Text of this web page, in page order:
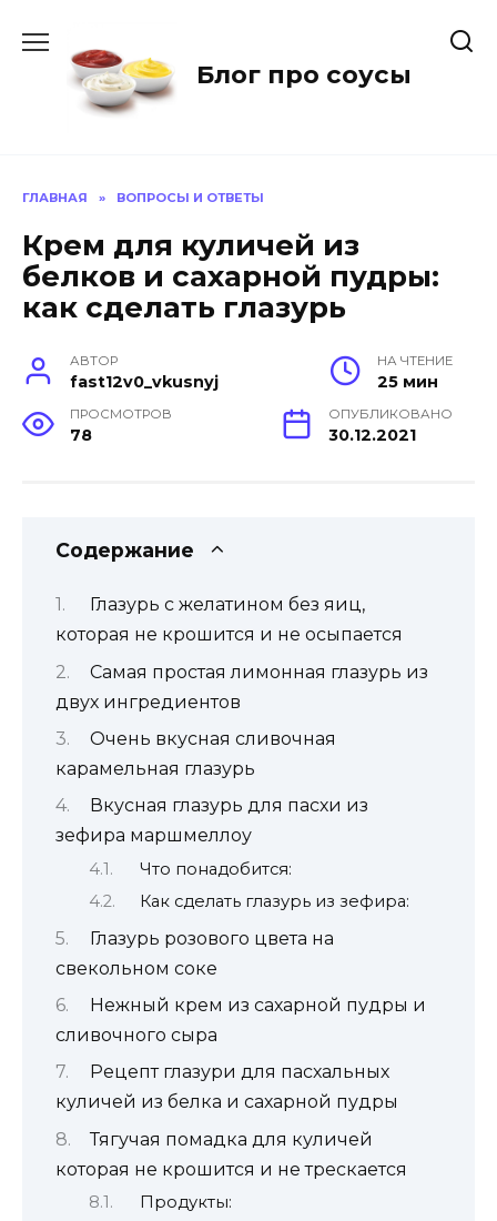
содержанию
Блог про соусы
ГЛАВНАЯ » ВОПРОСЫ И ОТВЕТЫ
Крем для куличей из
белков и сахарной пудры:
как сделать глазурь
АВТОР
fast12v0_vkusnyj
НА ЧТЕНИЕ
25 мин
ПРОСМОТРОВ
78
ОПУБЛИКОВАНО
30.12.2021
Содержание
Глазурь с желатином без яиц,
которая не крошится и не осыпается
Самая простая лимонная глазурь из
двух ингредиентов
Очень вкусная сливочная
карамельная глазурь
Вкусная глазурь для пасхи из
зефира маршмеллоу
Что понадобится:
Как сделать глазурь из зефира:
Глазурь розового цвета на
свекольном соке
Нежный крем из сахарной пудры и
сливочного сыра
Рецепт глазури для пасхальных
куличей из белка и сахарной пудры
Тягучая помадка для куличей
которая не крошится и не трескается
Продукты: